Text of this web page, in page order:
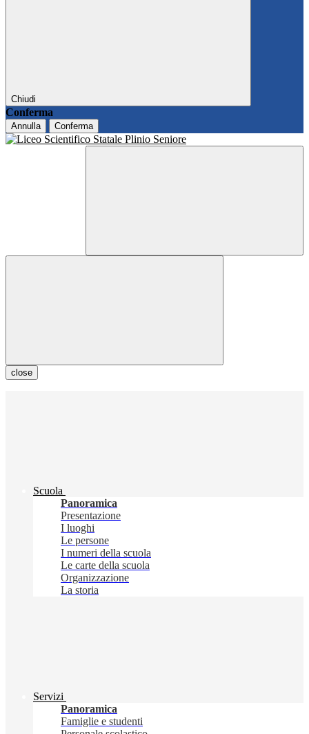
Chiudi
Conferma
Annulla Conferma
close
Scuola
Panoramica
Presentazione
I luoghi
Le persone
I numeri della scuola
Le carte della scuola
Organizzazione
La storia
Servizi
Panoramica
Famiglie e studenti